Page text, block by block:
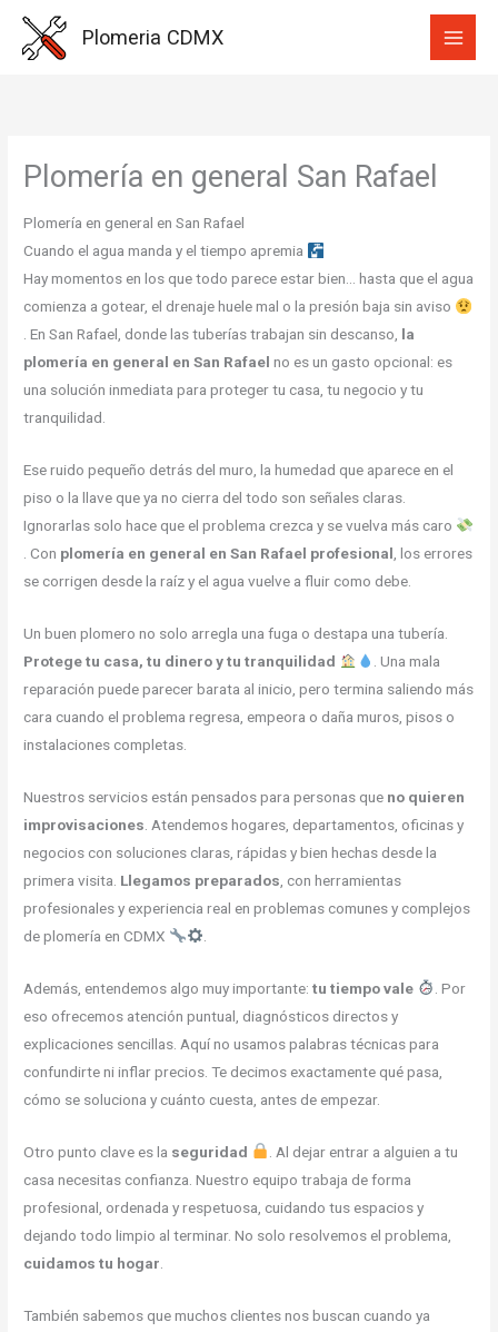
Plomeria CDMX
Plomería en general San Rafael
Plomería en general en San Rafael
Cuando el agua manda y el tiempo apremia
Hay momentos en los que todo parece estar bien… hasta que el agua
comienza a gotear, el drenaje huele mal o la presión baja sin aviso
. En San Rafael, donde las tuberías trabajan sin descanso, la
plomería en general en San Rafael no es un gasto opcional: es
una solución inmediata para proteger tu casa, tu negocio y tu
tranquilidad.
Ese ruido pequeño detrás del muro, la humedad que aparece en el
piso o la llave que ya no cierra del todo son señales claras.
Ignorarlas solo hace que el problema crezca y se vuelva más caro
. Con plomería en general en San Rafael profesional , los errores
se corrigen desde la raíz y el agua vuelve a fluir como debe.
Un buen plomero no solo arregla una fuga o destapa una tubería.
Protege tu casa, tu dinero y tu tranquilidad
. Una mala
reparación puede parecer barata al inicio, pero termina saliendo más
cara cuando el problema regresa, empeora o daña muros, pisos o
instalaciones completas.
Nuestros servicios están pensados para personas que no quieren
improvisaciones . Atendemos hogares, departamentos, oficinas y
negocios con soluciones claras, rápidas y bien hechas desde la
primera visita. Llegamos preparados , con herramientas
profesionales y experiencia real en problemas comunes y complejos
de plomería en CDMX
Además, entendemos algo muy importante:tu tiempo vale
. Por
eso ofrecemos atención puntual, diagnósticos directos y
explicaciones sencillas. Aquí no usamos palabras técnicas para
confundirte ni inflar precios. Te decimos exactamente qué pasa,
cómo se soluciona y cuánto cuesta, antes de empezar.
Otro punto clave es la seguridad
. Al dejar entrar a alguien a tu
casa necesitas confianza. Nuestro equipo trabaja de forma
profesional, ordenada y respetuosa, cuidando tus espacios y
dejando todo limpio al terminar. No solo resolvemos el problema,
cuidamos tu hogar
También sabemos que muchos clientes nos buscan cuando ya